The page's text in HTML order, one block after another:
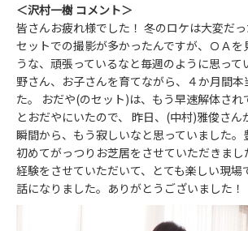
＜沢村一樹 コメント＞
皆さんお疲れ様でした！ 冬のロケは大変だ
セットでの撮影が多かったんですが、ＯＡを
うな、頑張っているなと毎週のように思って
野さん、お子さんを育てながら、４か月間本
た。 おだや(のセット)は、もう早速解体され
とおだやにいたので、 昨日、(中村)雅俊さん
瞬間から、もう寂しいなと思っていました。
初めてがっつりお芝居をさせていただきまし
経験をさせていただいて、とても楽しい現場
話になりました。ありがとうございました！